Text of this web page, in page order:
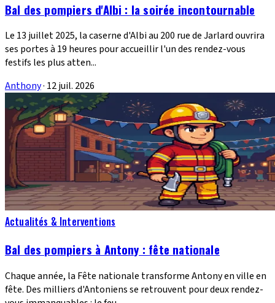
Bal des pompiers d'Albi : la soirée incontournable
Le 13 juillet 2025, la caserne d'Albi au 200 rue de Jarlard ouvrira
ses portes à 19 heures pour accueillir l'un des rendez-vous
festifs les plus atten...
Anthony· 12 juil. 2026
Actualités & Interventions
Bal des pompiers à Antony : fête nationale
Chaque année, la Fête nationale transforme Antony en ville en
fête. Des milliers d'Antoniens se retrouvent pour deux rendez-